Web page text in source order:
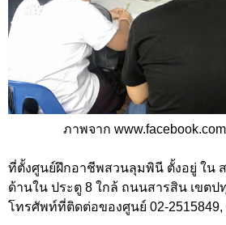
ภาพจาก
ที่ตั้งศูนย์ฝึกอาชีพสวนลุมพินี ตั้งอยู่ ใน
ด้านใน ประตู 8 ใกล้ ถนนสารสิน เขต
โทรศัพท์ที่ติดต่อของศูนย์ 02-2515849,